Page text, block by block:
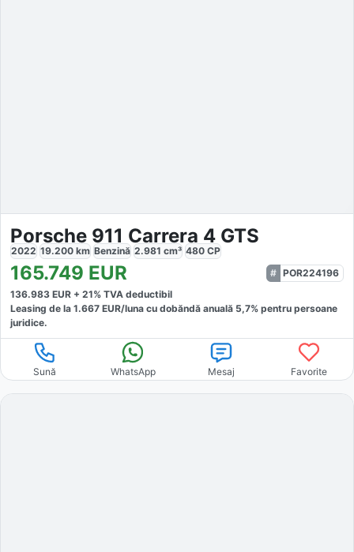
Porsche 911 Carrera 4 GTS
2022 19.200 km Benzină 2.981 cm³ 480 CP
165.749 EUR
POR224196
136.983 EUR + 21% TVA deductibil
Leasing de la 1.667 EUR/luna cu dobăndă anuală 5,7% pentru persoane
juridice.
Sună WhatsApp Mesaj Favorite